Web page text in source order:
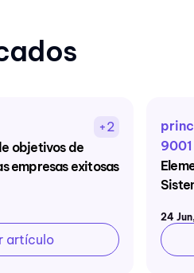
+2
objetivos de
empresas exitosas
artículo
24